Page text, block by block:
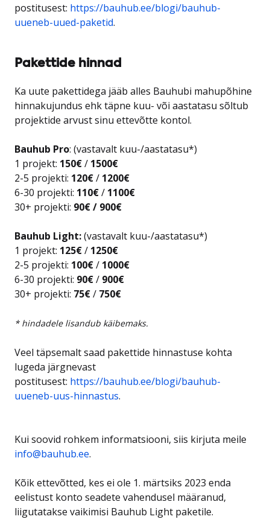
postitusest: https://bauhub.ee/blogi/bauhub-
uueneb-uued-paketid.
Pakettide hinnad
Ka uute pakettidega jääb alles Bauhubi mahupõhine
hinnakujundus ehk täpne kuu- või aastatasu sõltub
projektide arvust sinu ettevõtte kontol.
Bauhub Pro: (vastavalt kuu-/aastatasu*)
1 projekt: 150€/ 1500€
2-5 projekti: 120€/ 1200€
6-30 projekti: 110€/ 1100€
30+ projekti: 90€ / 900€
Bauhub Light:(vastavalt kuu-/aastatasu*)
1 projekt: 125€/ 1250€
2-5 projekti: 100€/ 1000€
6-30 projekti: 90€/ 900€
30+ projekti: 75€/ 750€
* hindadele lisandub käibemaks.
Veel täpsemalt saad pakettide hinnastuse kohta
lugeda järgnevast
postitusest: https://bauhub.ee/blogi/bauhub-
uueneb-uus-hinnastus.
Kui soovid rohkem informatsiooni, siis kirjuta meile
info@bauhub.ee.
Kõik ettevõtted, kes ei ole 1. märtsiks 2023 enda
eelistust konto seadete vahendusel määranud,
liigutatakse vaikimisi Bauhub Light paketile.